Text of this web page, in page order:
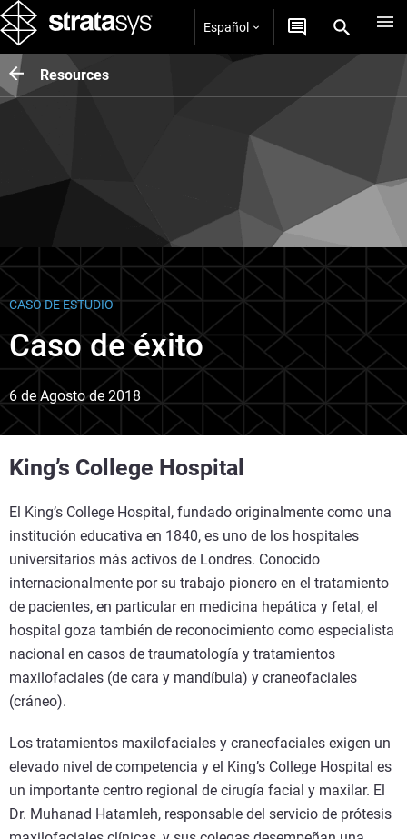
Español
Resources
CASO DE ESTUDIO
Caso de éxito
6 de Agosto de 2018
King’s College Hospital
El King’s College Hospital, fundado originalmente como una
institución educativa en 1840, es uno de los hospitales
universitarios más activos de Londres. Conocido
internacionalmente por su trabajo pionero en el tratamiento
de pacientes, en particular en medicina hepática y fetal, el
hospital goza también de reconocimiento como especialista
nacional en casos de traumatología y tratamientos
maxilofaciales (de cara y mandíbula) y craneofaciales
(cráneo).
Los tratamientos maxilofaciales y craneofaciales exigen un
elevado nivel de competencia y el King’s College Hospital es
un importante centro regional de cirugía facial y maxilar. El
Dr. Muhanad Hatamleh, responsable del servicio de prótesis